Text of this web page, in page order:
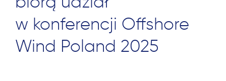
w konferencji Offshore
Wind Poland 2025